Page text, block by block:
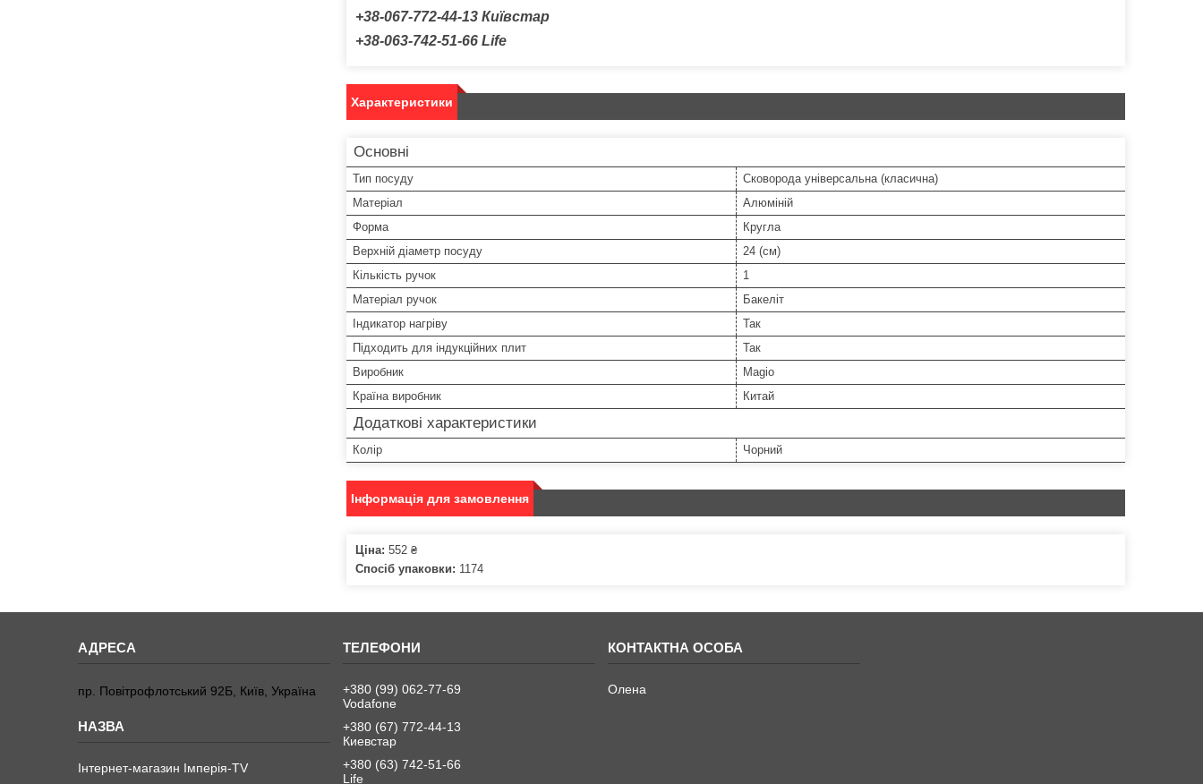
+38-067-772-44-13 Київстар
+38-063-742-51-66 Life
Характеристики
Основні
Тип посуду
Сковорода універсальна (класична)
Матеріал
Алюміній
Форма
Кругла
Верхній діаметр посуду
24 (см)
Кількість ручок
1
Матеріал ручок
Бакеліт
Індикатор нагріву
Так
Підходить для індукційних плит
Так
Виробник
Magio
Країна виробник
Китай
Додаткові характеристики
Колір Чорний
Інформація для замовлення
Ціна: 552 ₴
Спосіб упаковки: 1174
пр. Повітрофлотський 92Б, Київ, Україна
Інтернет-магазин Імперія-TV
+380 (99) 062-77-69
Vodafone
+380 (67) 772-44-13
Киевстар
+380 (63) 742-51-66
Life
Олена